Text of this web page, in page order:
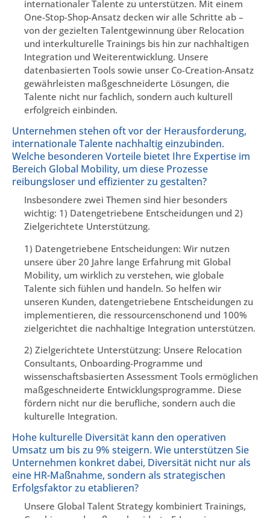
internationaler Talente zu unterstützen. Mit einem
One-Stop-Shop-Ansatz decken wir alle Schritte ab –
von der gezielten Talentgewinnung über Relocation
und interkulturelle Trainings bis hin zur nachhaltigen
Integration und Weiterentwicklung. Unsere
datenbasierten Tools sowie unser Co-Creation-Ansatz
gewährleisten maßgeschneiderte Lösungen, die
Talente nicht nur fachlich, sondern auch kulturell
erfolgreich einbinden.
Unternehmen stehen oft vor der Herausforderung,
internationale Talente nachhaltig einzubinden.
Welche besonderen Vorteile bietet Ihre Expertise im
Bereich Global Mobility, um diese Prozesse
reibungsloser und effizienter zu gestalten?
Insbesondere zwei Themen sind hier besonders
wichtig: 1) Datengetriebene Entscheidungen und 2)
Zielgerichtete Unterstützung.
1) Datengetriebene Entscheidungen: Wir nutzen
unsere über 20 Jahre lange Erfahrung mit Global
Mobility, um wirklich zu verstehen, wie globale
Talente sich fühlen und handeln. So helfen wir
unseren Kunden, datengetriebene Entscheidungen zu
implementieren, die ressourcenschonend und 100%
zielgerichtet die nachhaltige Integration unterstützen.
2) Zielgerichtete Unterstützung: Unsere Relocation
Consultants, Onboarding-Programme und
wissenschaftsbasierten Assessment Tools ermöglichen
maßgeschneiderte Entwicklungsprogramme. Diese
fördern nicht nur die berufliche, sondern auch die
kulturelle Integration.
Hohe kulturelle Diversität kann den operativen
Umsatz um bis zu 9% steigern. Wie unterstützen Sie
Unternehmen konkret dabei, Diversität nicht nur als
eine HR-Maßnahme, sondern als strategischen
Erfolgsfaktor zu etablieren?
Unsere Global Talent Strategy kombiniert Trainings,